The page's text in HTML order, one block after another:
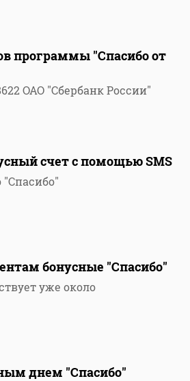
программы "Спасибо от
ОАО "Сбербанк России"
счет с помощью SMS
"Спасибо"
бонусные "Спасибо"
уже около
днем "Спасибо"